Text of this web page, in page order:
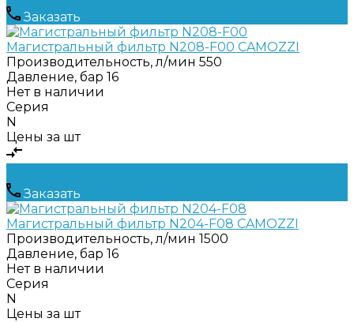
Заказать
Магистральный фильтр N208-F00 CAMOZZI
Производительность, л/мин 550
Давление, бар 16
Нет в наличии
Серия
N
Цены за шт
Заказать
Магистральный фильтр N204-F08 CAMOZZI
Производительность, л/мин 1500
Давление, бар 16
Нет в наличии
Серия
N
Цены за шт